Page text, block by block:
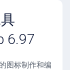
6.97
图标制作和编